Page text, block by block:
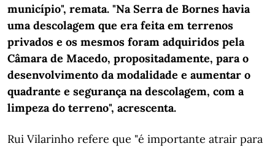
município", remata. "Na Serra de Bornes havia
uma descolagem que era feita em terrenos
privados e os mesmos foram adquiridos pela
Câmara de Macedo, propositadamente, para o
desenvolvimento da modalidade e aumentar o
quadrante e segurança na descolagem, com a
limpeza do terreno", acrescenta.
Rui Vilarinho refere que "é importante atrair para